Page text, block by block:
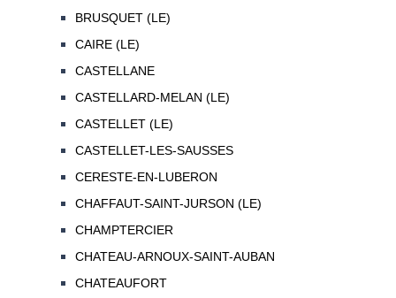
BRUSQUET (LE)
CAIRE (LE)
CASTELLANE
CASTELLARD-MELAN (LE)
CASTELLET (LE)
CASTELLET-LES-SAUSSES
CERESTE-EN-LUBERON
CHAFFAUT-SAINT-JURSON (LE)
CHAMPTERCIER
CHATEAU-ARNOUX-SAINT-AUBAN
CHATEAUFORT